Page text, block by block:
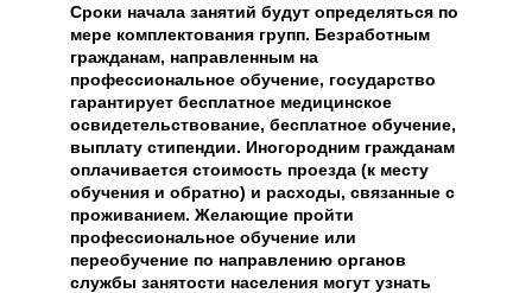
Сроки начала занятий будут определяться по
мере комплектования групп. Безработным
гражданам, направленным на
профессиональное обучение, государство
гарантирует бесплатное медицинское
освидетельствование, бесплатное обучение,
выплату стипендии. Иногородним гражданам
оплачивается стоимость проезда (к месту
обучения и обратно) и расходы, связанные с
проживанием. Желающие пройти
профессиональное обучение или
переобучение по направлению органов
службы занятости населения могут узнать